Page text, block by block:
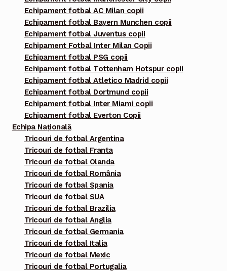
Echipament fotbal AC Milan copii
Echipament fotbal Bayern Munchen copii
Echipament fotbal Juventus copii
Echipament Fotbal Inter Milan Copii
Echipament fotbal PSG copii
Echipament fotbal Tottenham Hotspur copii
Echipament fotbal Atletico Madrid copii
Echipament fotbal Dortmund copii
Echipament fotbal Inter Miami copii
Echipament fotbal Everton Copii
Echipa Națională
Tricouri de fotbal Argentina
Tricouri de fotbal Franta
Tricouri de fotbal Olanda
Tricouri de fotbal România
Tricouri de fotbal Spania
Tricouri de fotbal SUA
Tricouri de fotbal Brazilia
Tricouri de fotbal Anglia
Tricouri de fotbal Germania
Tricouri de fotbal Italia
Tricouri de fotbal Mexic
Tricouri de fotbal Portugalia